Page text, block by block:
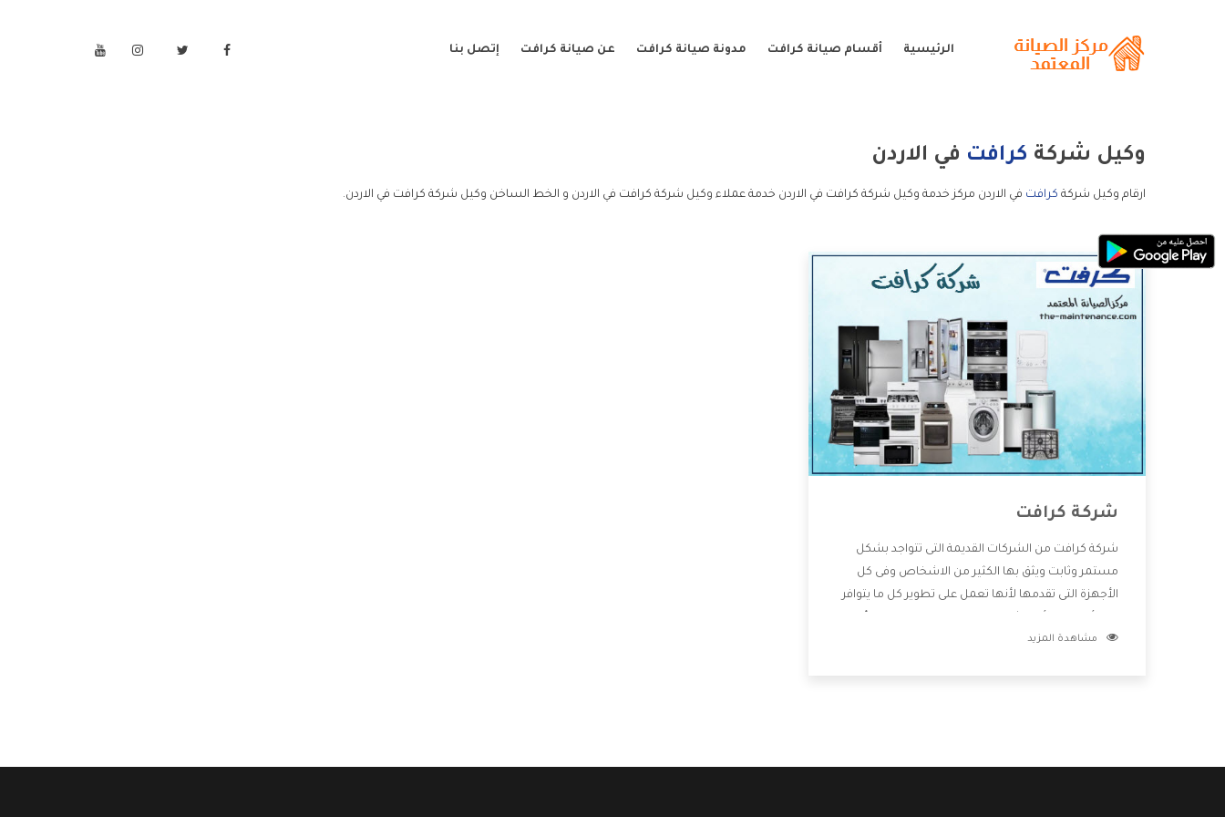
الرئيسية أقسام صيانة كرافت مدونة صيانة كرافت عن صيانة كرافت إتصل بنا
وكيل شركة كرافت في الاردن
ارقام وكيل شركة كرافت في الاردن مركز خدمة وكيل شركة كرافت في الاردن خدمة عملاء وكيل شركة كرافت في الاردن و الخط الساخن وكيل شركة كرافت في الاردن.
شركة كرافت
شركة كرافت من الشركات القديمة التى تتواجد بشكل
مستمر وثابت ويثق بها الكثير من الاشخاص وفى كل
الأجهزة التى تقدمها لأنها تعمل على تطوير كل ما يتوافر
خدمات ما بعد البيع مع المنتجات وتقدم للعملاء أقوى
مشاهدة المزيد